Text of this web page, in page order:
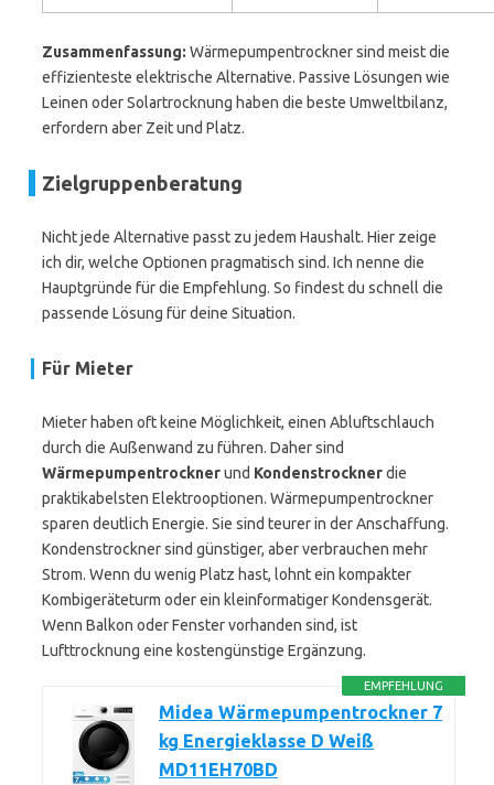
Zusammenfassung: Wärmepumpentrockner sind meist die
effizienteste elektrische Alternative. Passive Lösungen wie
Leinen oder Solartrocknung haben die beste Umweltbilanz,
erfordern aber Zeit und Platz.
Zielgruppenberatung
Nicht jede Alternative passt zu jedem Haushalt. Hier zeige
ich dir, welche Optionen pragmatisch sind. Ich nenne die
Hauptgründe für die Empfehlung. So findest du schnell die
passende Lösung für deine Situation.
Für Mieter
Mieter haben oft keine Möglichkeit, einen Abluftschlauch
durch die Außenwand zu führen. Daher sind
Wärmepumpentrocknerund Kondenstrocknerdie
praktikabelsten Elektrooptionen. Wärmepumpentrockner
sparen deutlich Energie. Sie sind teurer in der Anschaffung.
Kondenstrockner sind günstiger, aber verbrauchen mehr
Strom. Wenn du wenig Platz hast, lohnt ein kompakter
Kombigeräteturm oder ein kleinformatiger Kondensgerät.
Wenn Balkon oder Fenster vorhanden sind, ist
Lufttrocknung eine kostengünstige Ergänzung.
EMPFEHLUNG
Midea Wärmepumpentrockner 7
kg Energieklasse D Weiß
MD11EH70BD